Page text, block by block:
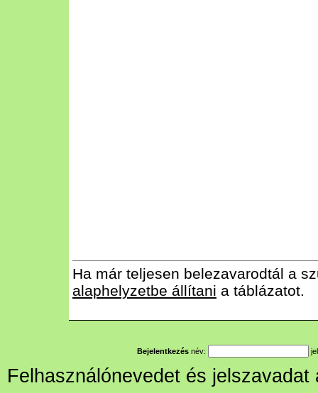
Ha már teljesen belezavarodtál a
alaphelyzetbe állítani a táblázatot.
Bejelentkezés név:
Felhasználónevedet és